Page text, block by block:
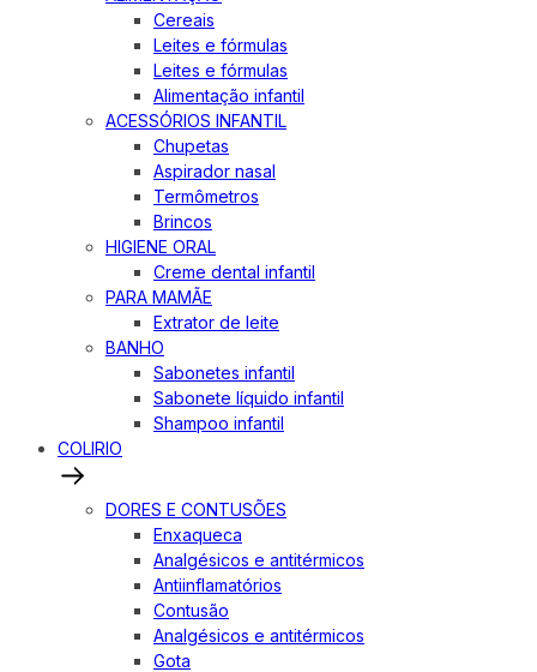
Cereais
Leites e fórmulas
Leites e fórmulas
Alimentação infantil
ACESSÓRIOS INFANTIL
Chupetas
Aspirador nasal
Termômetros
Brincos
HIGIENE ORAL
Creme dental infantil
PARA MAMÃE
Extrator de leite
BANHO
Sabonetes infantil
Sabonete líquido infantil
Shampoo infantil
COLIRIO
DORES E CONTUSÕES
Enxaqueca
Analgésicos e antitérmicos
Antiinflamatórios
Contusão
Analgésicos e antitérmicos
Gota